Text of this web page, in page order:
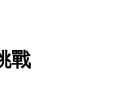
戰